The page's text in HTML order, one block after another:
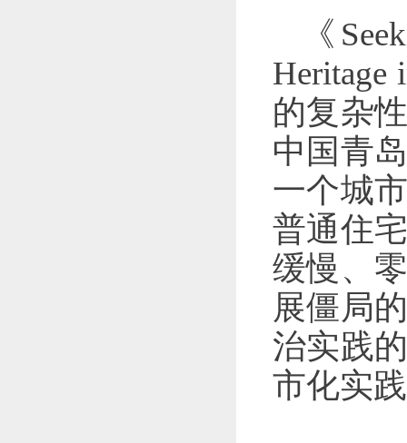
《
的复杂
中国青
一个城
普通住
缓慢、
展僵局
治实践
市化实